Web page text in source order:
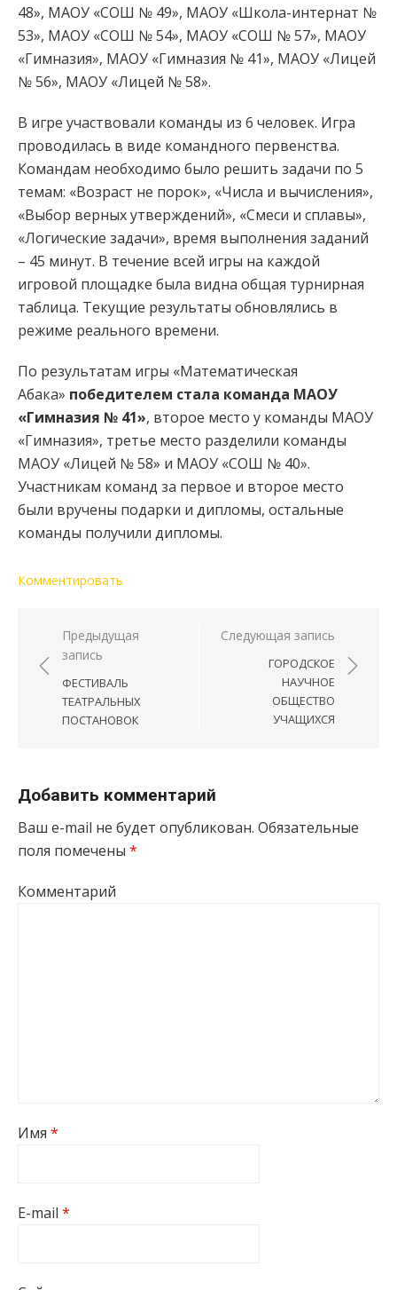
48», МАОУ «СОШ № 49», МАОУ «Школа-интернат №
53», МАОУ «СОШ № 54», МАОУ «СОШ № 57», МАОУ
«Гимназия», МАОУ «Гимназия № 41», МАОУ «Лицей
№ 56», МАОУ «Лицей № 58».
В игре участвовали команды из 6 человек. Игра
проводилась в виде командного первенства.
Командам необходимо было решить задачи по 5
темам: «Возраст не порок», «Числа и вычисления»,
«Выбор верных утверждений», «Смеси и сплавы»,
«Логические задачи», время выполнения заданий
– 45 минут. В течение всей игры на каждой
игровой площадке была видна общая турнирная
таблица. Текущие результаты обновлялись в
режиме реального времени.
По результатам игры «Математическая
Абака» победителем стала команда МАОУ
«Гимназия № 41», второе место у команды МАОУ
«Гимназия», третье место разделили команды
МАОУ «Лицей № 58» и МАОУ «СОШ № 40».
Участникам команд за первое и второе место
были вручены подарки и дипломы, остальные
команды получили дипломы.
Комментировать
Навигация по записям
Предыдущая
запись
ФЕСТИВАЛЬ
ТЕАТРАЛЬНЫХ
ПОСТАНОВОК
Следующая запись
ГОРОДСКОЕ
НАУЧНОЕ
ОБЩЕСТВО
УЧАЩИХСЯ
Добавить комментарий
Ваш e-mail не будет опубликован. Обязательные
поля помечены *
Комментарий
Имя *
E-mail *